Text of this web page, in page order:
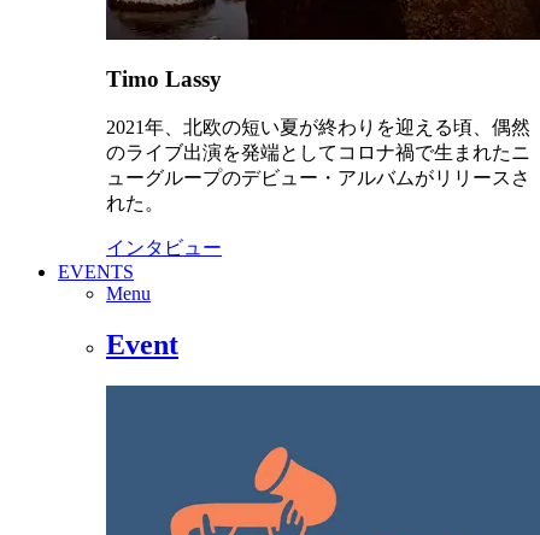
Timo Lassy
2021年、北欧の短い夏が終わりを迎える頃、偶然
のライブ出演を発端としてコロナ禍で生まれたニ
ューグループのデビュー・アルバムがリリースさ
れた。
インタビュー
EVENTS
Menu
Event